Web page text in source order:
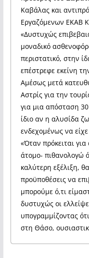
Καβάλας και
Εργαζόμενων ΕΚΑΒ
«Δυστυχώς
μοναδικό
περιστατικό, στην
επέστρεφε εκείνη
Αμέσως μετά
Αστρίς για την
για μια απόσταση
ίδιο αν η αλυσίδα
ενδεχομένως να
«Όταν πρόκειται
άτομο- πιθανολογώ
καλύτερη εξέλιξη,
προϋποθέσεις να
μπορούμε ό,τι
δυστυχώς οι
υπογραμμίζοντας
στη Θάσο,